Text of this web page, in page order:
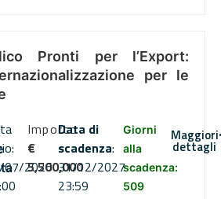
Pronti per l’Export:
per le
07/2026
Importo
€
5,500,000
Data di
scadenza:
31/12/2027
23:59
Giorni
alla
scadenza:
509
Maggiori
dettagli